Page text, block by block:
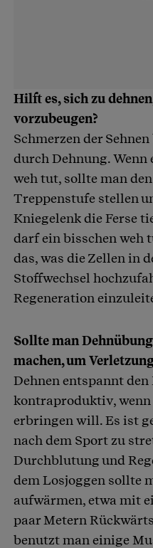
Hilft es, sich zu
vorzubeugen?
Schmerzen der
durch Dehnung.
weh tut, sollte man
Treppenstufe stellen
Kniegelenk die Ferse
darf ein bisschen weh
das, was die Zellen in
Stoffwechsel
Regeneration
Sollte man
machen, um
Dehnen entspannt
kontraproduktiv,
erbringen will. Es ist
nach dem Sport zu
Durchblutung und
dem Losjoggen sollte
aufwärmen, etwa mit
paar Metern
benutzt man einige